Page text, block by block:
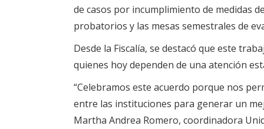
de casos por incumplimiento de medidas
probatorios y las mesas semestrales de
Desde la Fiscalía, se destacó que este
quienes hoy dependen de una atención
“Celebramos este acuerdo porque nos
entre las instituciones para generar un
Martha Andrea Romero, coordinadora